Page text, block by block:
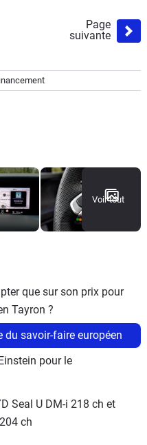
Page
suivante
Voir tout
que sur son prix pour
Tayron ?
du savoir-faire européen
pour le
Seal U DM-i 218 ch et
ch